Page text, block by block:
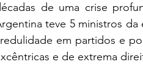
de uma crise
teve 5 ministros
em partidos e
e de extrema